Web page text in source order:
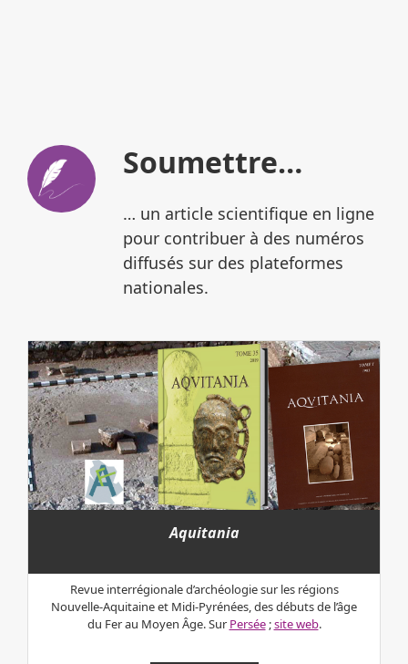
Soumettre…
… un article scientifique en ligne
pour contribuer à des numéros
diffusés sur des plateformes
nationales.
Aquitania
Revue interrégionale d’archéologie sur les régions
Nouvelle-Aquitaine et Midi-Pyrénées, des débuts de l’âge
du Fer au Moyen Âge. Sur Persée;site web.